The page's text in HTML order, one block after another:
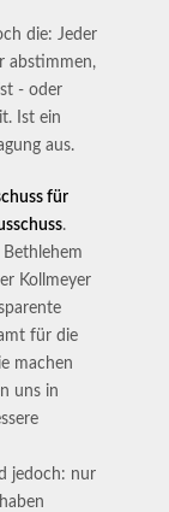
die: Jeder
abstimmen,
- oder
Ist ein
aus.
für
.
Kollmeyer
für die
machen
uns in
jedoch: nur